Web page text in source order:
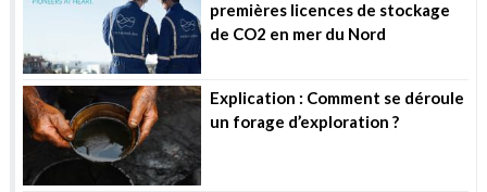
premières licences de stockage
de CO2 en mer du Nord
Explication : Comment se déroule
un forage d’exploration ?